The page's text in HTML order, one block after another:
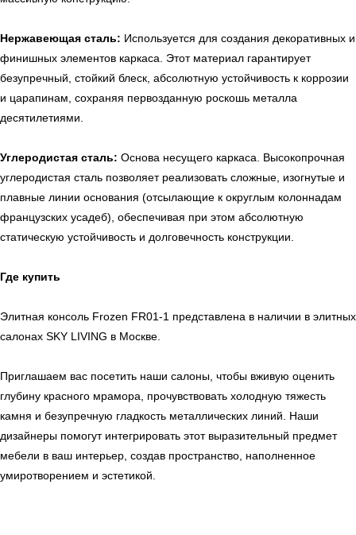
Нержавеющая сталь: Используется для создания декоративных и
финишных элементов каркаса. Этот материал гарантирует
безупречный, стойкий блеск, абсолютную устойчивость к коррозии
и царапинам, сохраняя первозданную роскошь металла
десятилетиями.
Углеродистая сталь: Основа несущего каркаса. Высокопрочная
углеродистая сталь позволяет реализовать сложные, изогнутые и
плавные линии основания (отсылающие к округлым колоннадам
французских усадеб), обеспечивая при этом абсолютную
статическую устойчивость и долговечность конструкции.
Где купить
Элитная консоль Frozen FR01-1 представлена в наличии в элитных
салонах SKY LIVING в Москве.
Приглашаем вас посетить наши салоны, чтобы вживую оценить
глубину красного мрамора, прочувствовать холодную тяжесть
камня и безупречную гладкость металлических линий. Наши
дизайнеры помогут интегрировать этот выразительный предмет
мебели в ваш интерьер, создав пространство, наполненное
умиротворением и эстетикой.
УЗНАТЬ ПОДРОБНЕЕ